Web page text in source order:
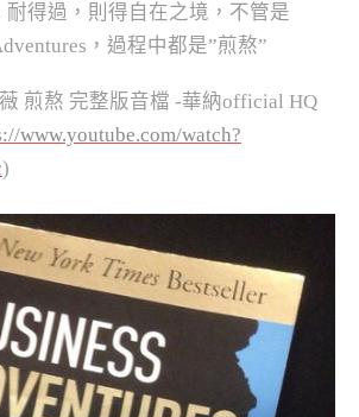
耐得過，則得自在之境，不管是
，過程中都是”煎熬”
煎熬 完整版音檔 -華納official HQ
www.youtube.com/watch?
)